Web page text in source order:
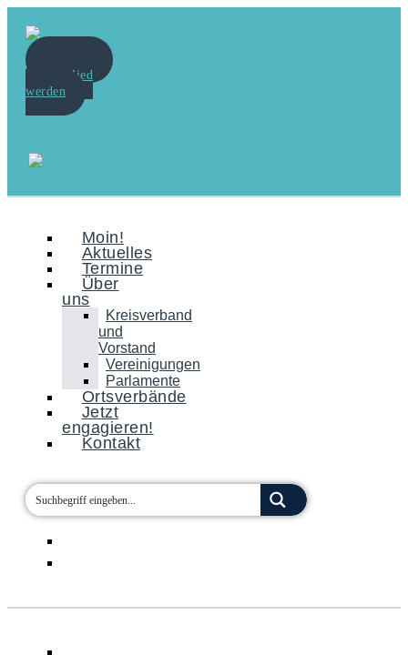
Mitglied
werden
Moin!
Aktuelles
Termine
Über
uns
Kreisverband
und
Vorstand
Vereinigungen
Parlamente
Ortsverbände
Jetzt
engagieren!
Kontakt